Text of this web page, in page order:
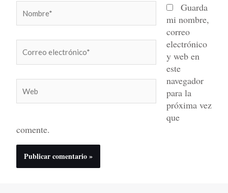
electrónico*
Guarda
mi nombre,
correo
electrónico
y web en
este
navegador
para la
próxima vez
que
comente.